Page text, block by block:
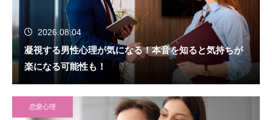
2026.08.04
凝視する男性心理が気になる！本音を知ると気持ちが
楽になる可能性も！
恋愛心理